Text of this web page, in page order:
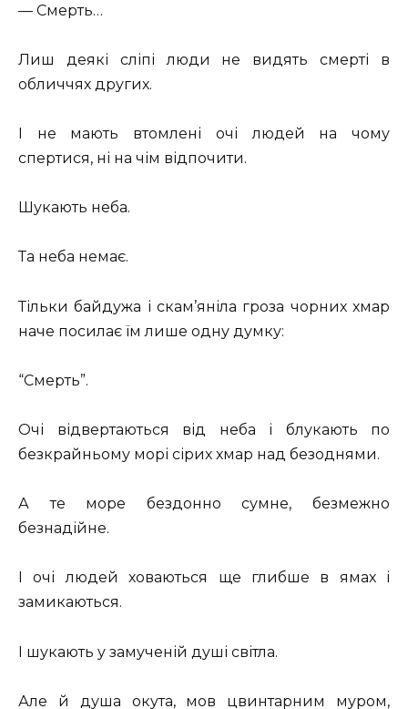
— Смерть…
Лиш деякі сліпі люди не видять смерті в
обличчях других.
І не мають втомлені очі людей на чому
спертися, ні на чім відпочити.
Шукають неба.
Та неба немає.
Тільки байдужа і скам’яніла гроза чорних хмар
наче посилає їм лише одну думку:
“Смерть”.
Очі відвертаються від неба і блукають по
безкрайньому морі сірих хмар над безоднями.
А те море бездонно сумне, безмежно
безнадійне.
І очі людей ховаються ще глибше в ямах і
замикаються.
І шукають у замученій душі світла.
Але й душа окута, мов цвинтарним муром,